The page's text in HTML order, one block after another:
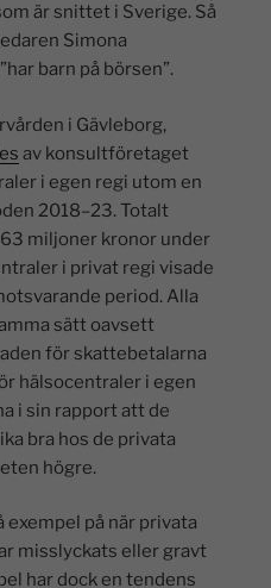
är snittet i Sverige. Så
Simona
barn på börsen”.
i Gävleborg,
av konsultföretaget
i egen regi utom en
2018–23. Totalt
miljoner kronor under
i privat regi visade
period. Alla
sätt oavsett
för skattebetalarna
hälsocentraler i egen
i sin rapport att de
bra hos de privata
högre.
exempel på när privata
misslyckats eller gravt
har dock en tendens